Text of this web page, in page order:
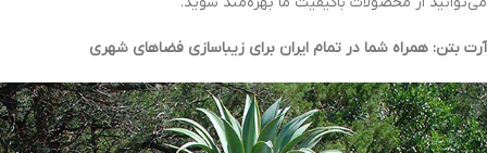
آرت بتن: همراه شما در تمام ایران برای زیباسازی فضاهای شهری